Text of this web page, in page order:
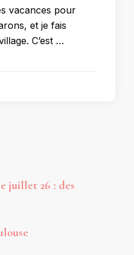
vacances pour
et je fais
C’est …
juillet 26 : des